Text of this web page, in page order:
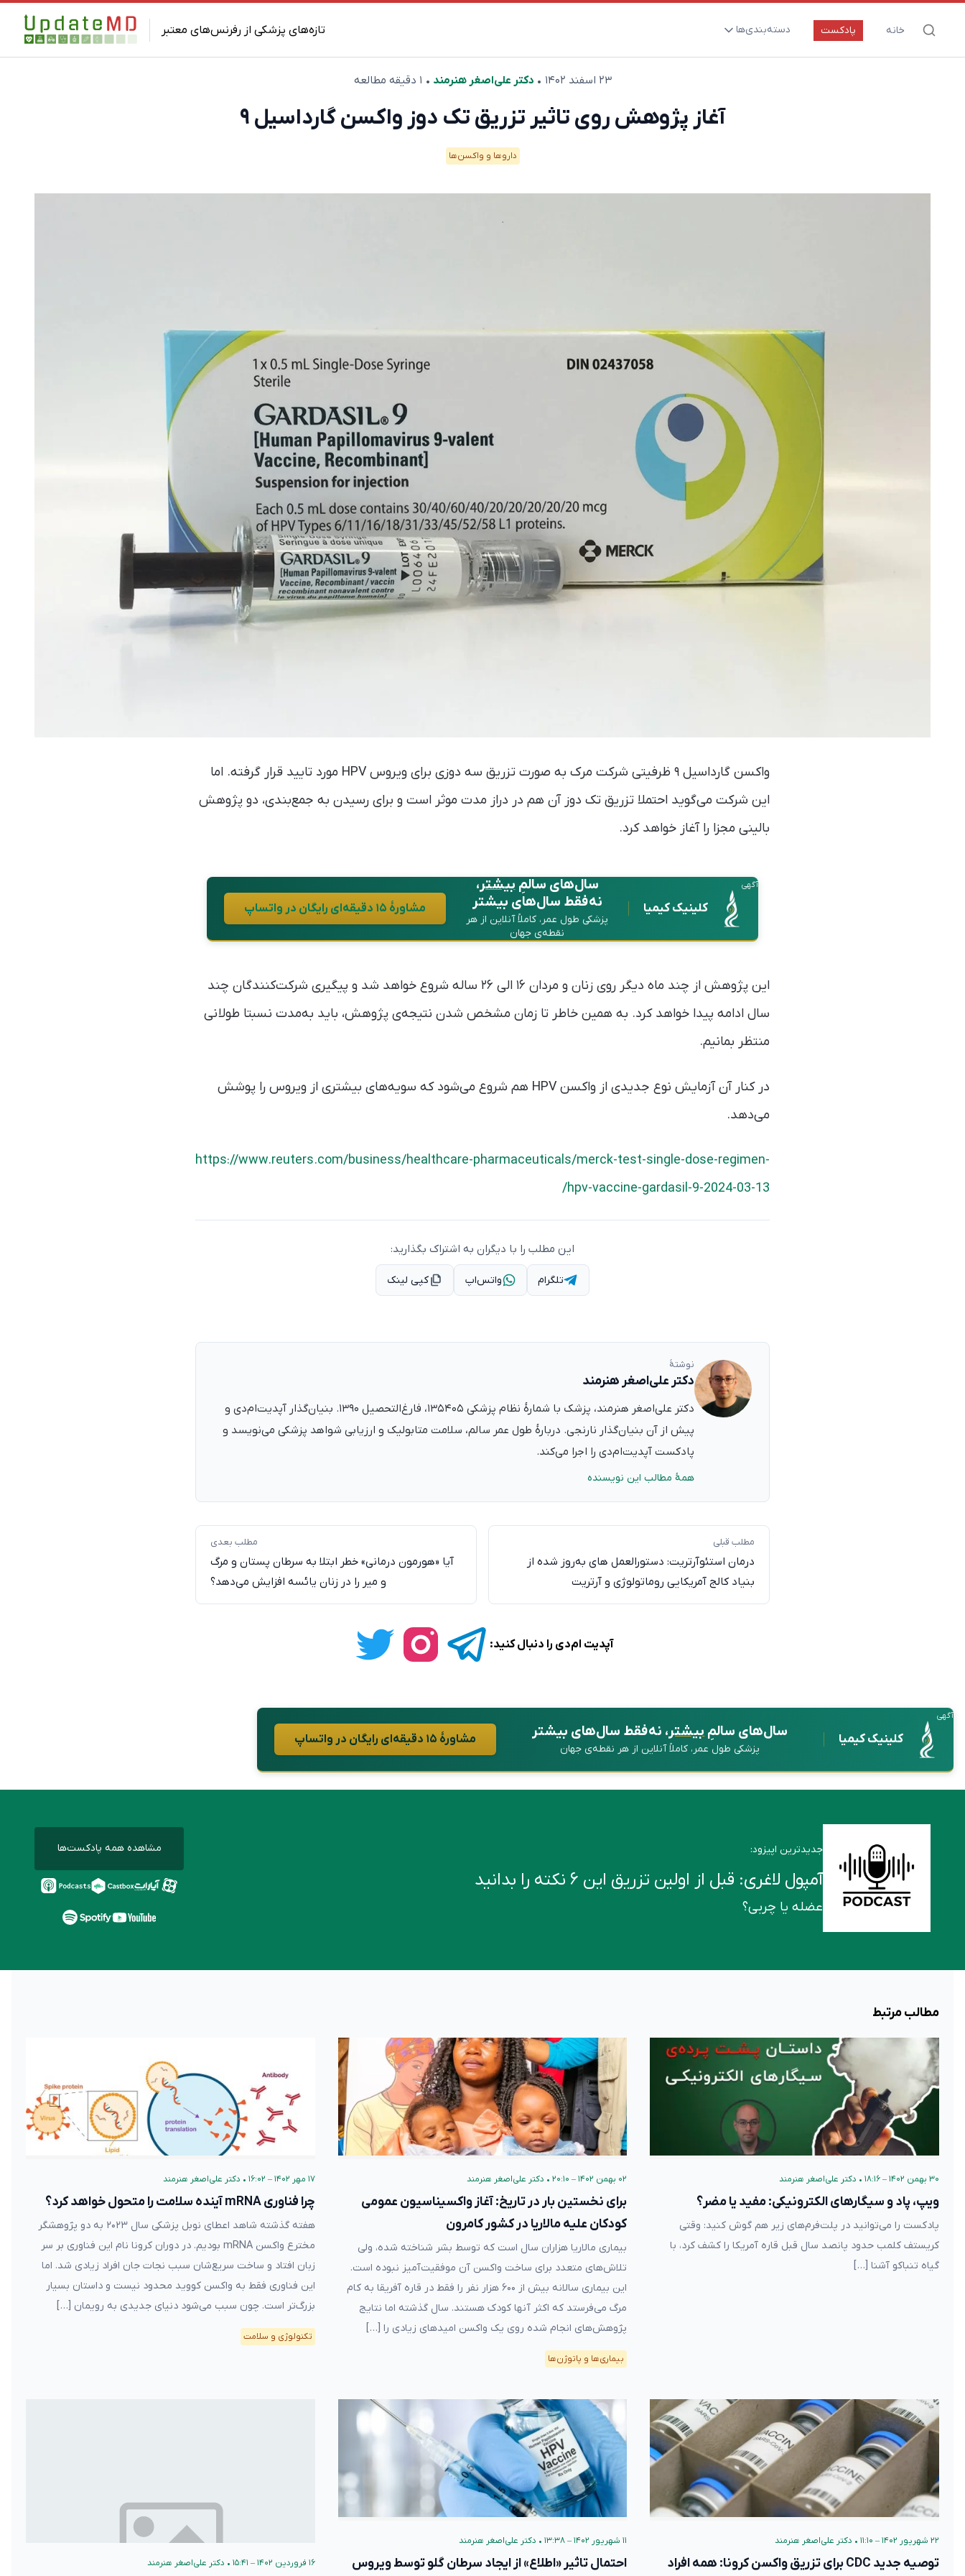
تازه‌های پزشکی از رفرنس‌های معتبر خانه پادکست دسته‌بندی‌ها
ارتقای سلامت و طول عمر
بیماری‌ها و پاتوژن‌ها
۲۳ اسفند ۱۴۰۲ •دکتر علی‌اصغر هنرمند • ۱ دقیقه مطالعه
آغاز پژوهش روی تاثیر تزریق تک دوز واکسن گارداسیل ۹
دارو‌ها و واکسن‌ها
واکسن گارداسیل ۹ ظرفیتی شرکت مرک به صورت تزریق سه دوزی برای ویروس HPV مورد تایید قرار گرفته. اما
این شرکت می‌گوید احتملا تزریق تک دوز آن هم در دراز مدت موثر است و برای رسیدن به جمع‌بندی، دو پژوهش
بالینی مجزا را آغاز خواهد کرد.
آگهی
کلینیک کیمیا
سال‌های سالمِبیشتر،
نه فقط سال‌های بیشتر
پزشکی طول عمر، کاملاً آنلاین از هر
نقطه‌ی جهان
مشاورهٔ ۱۵ دقیقه‌ای رایگان در واتساپ
این پژوهش از چند ماه دیگر روی زنان و مردان ۱۶ الی ۲۶ ساله شروع خواهد شد و پیگیری‌ شرکت‌کنندگان چند
سال ادامه پیدا خواهد کرد. به همین خاطر تا زمان مشخص شدن نتیجه‌ی پژوهش، باید به‌مدت نسبتا طولانی
منتظر بمانیم.
در کنار آن آزمایش نوع جدیدی از واکسن HPV هم شروع می‌شود که سویه‌های بیشتری از ویروس را پوشش
می‌دهد.
https://www.reuters.com/business/healthcare-pharmaceuticals/merck-test-single-dose-regimen-
hpv-vaccine-gardasil-9-2024-03-13/
این مطلب را با دیگران به اشتراک بگذارید:
تلگرام واتس‌اپ کپی لینک
نوشتهٔ
دکتر علی‌اصغر هنرمند
دکتر علی‌اصغر هنرمند، پزشک با شمارهٔ نظام پزشکی ۱۳۵۴۰۵، فارغ‌التحصیل ۱۳۹۰. بنیان‌گذار آپدیت‌ام‌دی و
پیش از آن بنیان‌گذار نارنجی. دربارهٔ طول عمر سالم، سلامت متابولیک و ارزیابی شواهد پزشکی می‌نویسد و
پادکست آپدیت‌ام‌دی را اجرا می‌کند.
همهٔ مطالب این نویسنده
مطلب قبلی
درمان استئوآرتریت: دستورالعمل های به‌روز شده از
بنیاد کالج آمریکایی روماتولوژی و آرتریت
مطلب بعدی
آیا «هورمون درمانی» خطر ابتلا به سرطان پستان و مرگ
و میر را در زنان یائسه افزایش می‌دهد؟
آپدیت ام‌دی را دنبال کنید:
آگهی
کلینیک کیمیا سال‌های سالمِبیشتر، نه فقط سال‌های بیشتر
پزشکی طول عمر، کاملاً آنلاین از هر نقطه‌ی جهان
مشاورهٔ ۱۵ دقیقه‌ای رایگان در واتساپ
جدیدترین اپیزود:
آمپول لاغری: قبل از اولین تزریق این ۶ نکته را بدانید
عضله یا چربی؟
مشاهده همه پادکست‌ها
مطالب مرتبط
۳۰ بهمن ۱۴۰۲ – ۱۸:۱۶ • دکتر علی‌اصغر هنرمند
ویپ، پاد و سیگارهای الکترونیکی: مفید یا مضر؟
پادکست را می‌توانید در پلت‌فرم‌های زیر هم گوش کنید: وقتی
کریستف کلمب حدود پانصد سال قبل قاره آمریکا را کشف کرد، با
گیاه تنباکو آشنا […]
۰۲ بهمن ۱۴۰۲ – ۲۰:۱۰ • دکتر علی‌اصغر هنرمند
برای نخستین بار در تاریخ: آغاز واکسیناسیون عمومی
کودکان علیه مالاریا در کشور کامرون
بیماری مالاریا هزاران سال است که توسط بشر شناخته شده، ولی
تلاش‌های متعدد برای ساخت واکسن آن موفقیت‌آمیز نبوده است.
این بیماری سالانه بیش از ۶۰۰ هزار نفر را فقط در قاره آفریقا به کام
مرگ می‌فرستد که اکثر آنها کودک هستند. سال گذشته اما نتایج
پژوهش‌های انجام شده روی یک واکسن امیدهای زیادی را […]
بیماری‌ها و پاتوژن‌ها
۱۷ مهر ۱۴۰۲ – ۱۶:۰۲ • دکتر علی‌اصغر هنرمند
چرا فناوری mRNA آینده سلامت را متحول خواهد کرد؟
هفته گذشته شاهد اعطای نوبل پزشکی سال ۲۰۲۳ به دو پژوهشگر
مخترع واکسن mRNA بودیم. در دوران کرونا نام این فناوری بر سر
زبان‌ افتاد و ساخت سریع‌شان سبب نجات جان افراد زیادی شد. اما
این فناوری فقط به واکسن کووید محدود نیست و داستان بسیار
بزرگ‌تر است. چون سبب می‌شود دنیای جدیدی به رویمان […]
تکنولوژی و سلامت
۲۲ شهریور ۱۴۰۲ – ۱۱:۱۰ • دکتر علی‌اصغر هنرمند
توصیه جدید CDC برای تزریق واکسن کرونا: همه افراد
۱۱ شهریور ۱۴۰۲ – ۱۳:۳۸ • دکتر علی‌اصغر هنرمند
احتمال تاثیر «اطلاع» از ایجاد سرطان گلو توسط ویروس ۱۶ فروردین ۱۴۰۲ – ۱۵:۴۱ • دکتر علی‌اصغر هنرمند